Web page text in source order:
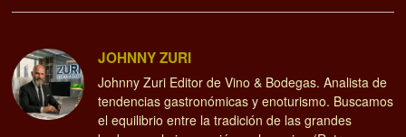
JOHNNY ZURI
Johnny Zuri Editor de Vino & Bodegas. Analista de
tendencias gastronómicas y enoturismo. Buscamos
el equilibrio entre la tradición de las grandes